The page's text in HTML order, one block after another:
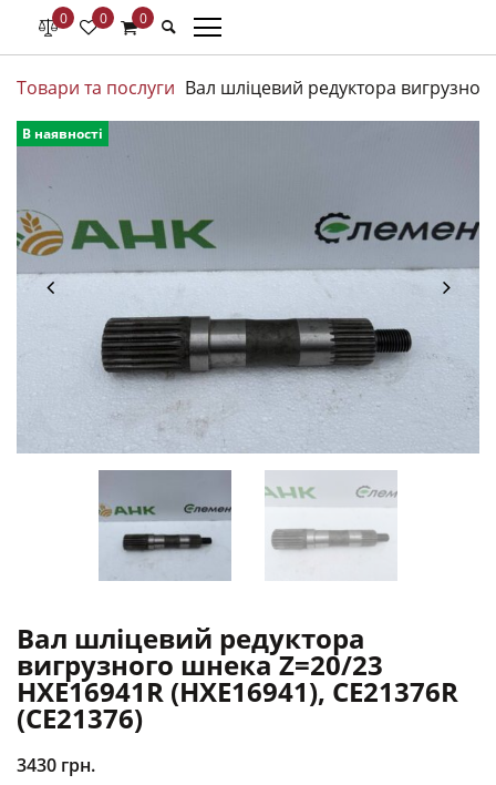
0 0 0
Товари та послуги Вал шліцевий редуктора
В наявності
Вал шліцевий редуктора
вигрузного шнека Z=20/23
HXE16941R (HXE16941), CE21376R
(CE21376)
3430 грн.